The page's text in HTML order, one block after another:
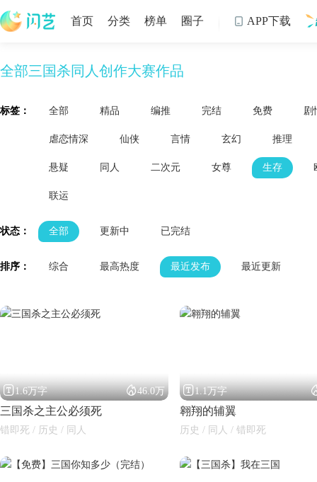
首页 分类 榜单 圈子  APP下载
全部三国杀同人创作大赛作品
标签： 全部 精品 编推 完结 免费 剧
虐恋情深 仙侠 言情 玄幻 推理
悬疑 同人 二次元 女尊 生存
联运
状态： 全部 更新中 已完结
排序： 综合 最高热度 最近发布 最近更新
1.6万字 46.0万
三国杀之主公必须死
错即死 / 历史 / 同人
1.1万字
翱翔的辅翼
历史 / 同人 / 错即死